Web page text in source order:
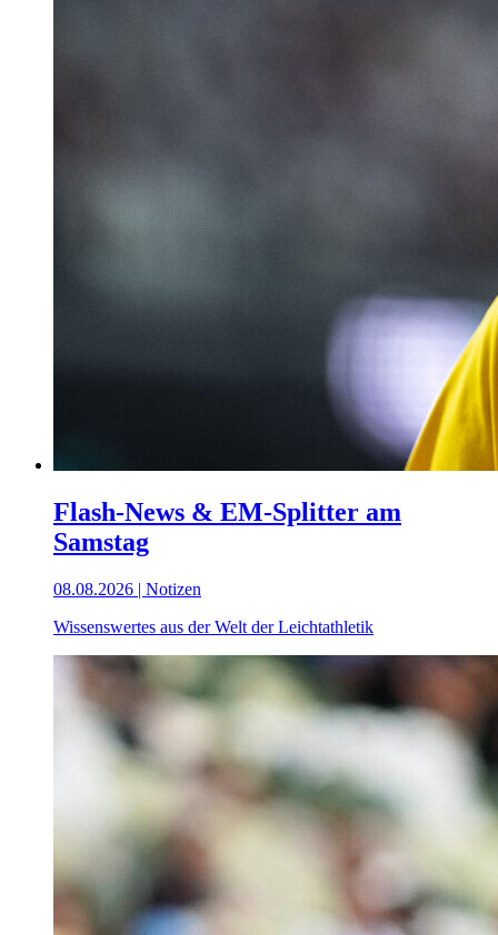
Flash-News & EM-Splitter am
Samstag
08.08.2026 | Notizen
Wissenswertes aus der Welt der Leichtathletik